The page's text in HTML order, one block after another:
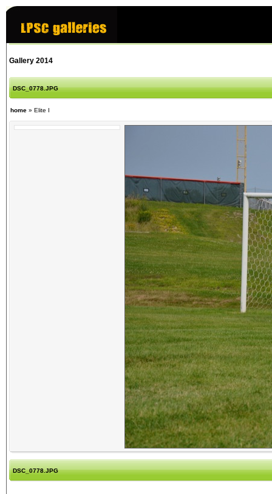
Gallery 2014
DSC_0778.JPG
home » Elite I
DSC_0778.JPG